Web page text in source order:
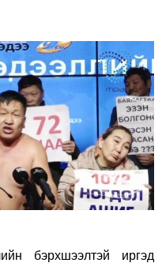
бэрхшээлтэй иргэд